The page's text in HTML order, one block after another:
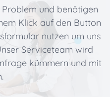
Problem und benötigen
Klick auf den Button
nutzen um uns
Serviceteam wird
kümmern und mit